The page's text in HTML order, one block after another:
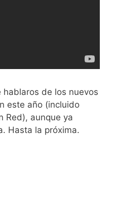
de los nuevos
este año (incluido
Red), aunque ya
Hasta la próxima.